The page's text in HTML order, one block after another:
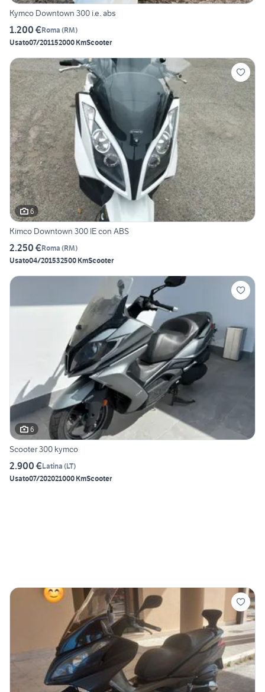
Kymco Downtown 300 i.e. abs
1.200 €Roma (RM)
Usato07/201152000 KmScooter
6
Kimco Downtown 300 IE con ABS
2.250 €Roma (RM)
Usato04/201532500 KmScooter
6
Scooter 300 kymco
2.900 €Latina (LT)
Usato07/202021000 KmScooter